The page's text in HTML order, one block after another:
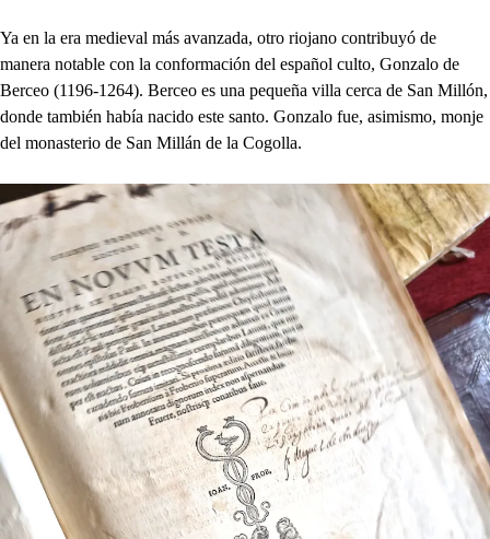
Ya en la era medieval más avanzada, otro riojano contribuyó de
manera notable con la conformación del español culto, Gonzalo de
Berceo (1196-1264). Berceo es una pequeña villa cerca de San Millón,
donde también había nacido este santo. Gonzalo fue, asimismo, monje
del monasterio de San Millán de la Cogolla.